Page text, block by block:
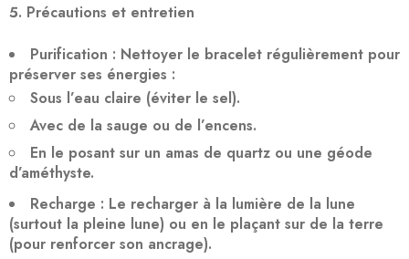
Précautions et entretien
Purification : Nettoyer le bracelet régulièrement pour
préserver ses énergies :
Sous l’eau claire (éviter le sel).
Avec de la sauge ou de l’encens.
En le posant sur un amas de quartz ou une géode
d’améthyste.
Recharge : Le recharger à la lumière de la lune
(surtout la pleine lune) ou en le plaçant sur de la terre
(pour renforcer son ancrage).